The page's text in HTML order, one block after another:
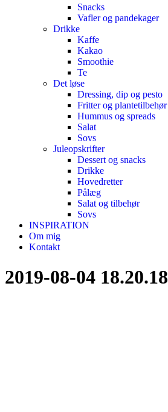
Snacks
Vafler og pandekager
Drikke
Kaffe
Kakao
Smoothie
Te
Det løse
Dressing, dip og pesto
Fritter og plantetilbehør
Hummus og spreads
Salat
Sovs
Juleopskrifter
Dessert og snacks
Drikke
Hovedretter
Pålæg
Salat og tilbehør
Sovs
INSPIRATION
Om mig
Kontakt
2019-08-04 18.20.18